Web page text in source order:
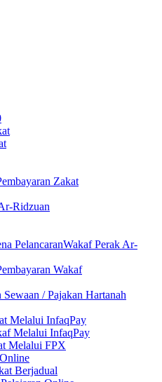
Zakat
Ridzuan
PelancaranWakaf Perak Ar-
Wakaf
/ Pajakan Hartanah
Melalui InfaqPay
Melalui InfaqPay
Melalui FPX
Berjadual